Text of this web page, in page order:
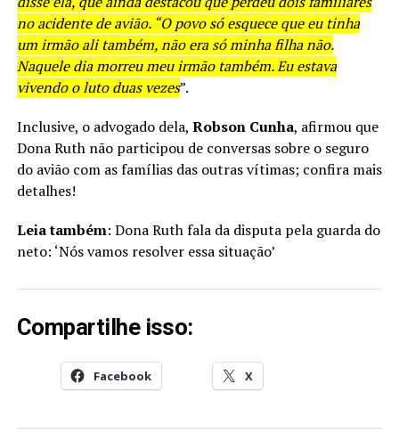
no acidente de avião. “O povo só esquece que eu tinha
um irmão ali também, não era só minha filha não.
Naquele dia morreu meu irmão também. Eu estava
vivendo o luto duas vezes”.
Inclusive, o advogado dela, Robson Cunha, afirmou que
Dona Ruth não participou de conversas sobre o seguro
do avião com as famílias das outras vítimas; confira mais
detalhes!
Leia também: Dona Ruth fala da disputa pela guarda do
neto: ‘Nós vamos resolver essa situação’
Compartilhe isso:
Facebook X